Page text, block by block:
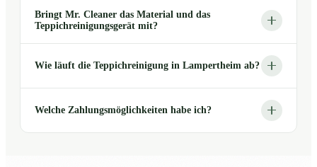
Bringt Mr. Cleaner das Material und das
Teppichreinigungsgerät mit?
Wie läuft die Teppichreinigung in Lampertheim ab?
Welche Zahlungsmöglichkeiten habe ich?